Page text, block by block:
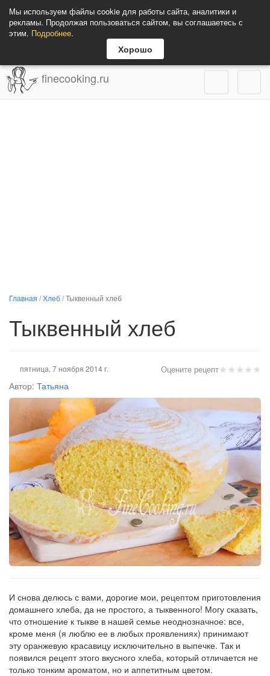
Мы используем файлы cookie для работы сайта, аналитики и
рекламы. Продолжая пользоваться сайтом, вы соглашаетесь с
этим. Подробнее.
Хорошо
finecooking.ru
Главная /Хлеб/Тыквенный хлеб
Тыквенный хлеб
★★★★★
Оцените рецепт
пятница, 7 ноября 2014 г.
Автор: Татьяна
И снова делюсь с вами, дорогие мои, рецептом приготовления
домашнего хлеба, да не простого, а тыквенного! Могу сказать,
что отношение к тыкве в нашей семье неоднозначное: все,
кроме меня (я люблю ее в любых проявлениях) принимают
эту оранжевую красавицу исключительно в выпечке. Так и
появился рецепт этого вкусного хлеба, который отличается не
только тонким ароматом, но и аппетитным цветом.